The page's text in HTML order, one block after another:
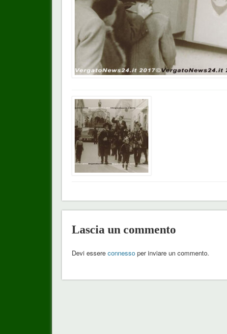
Lascia un commento
Devi essere connessoper inviare un commento.